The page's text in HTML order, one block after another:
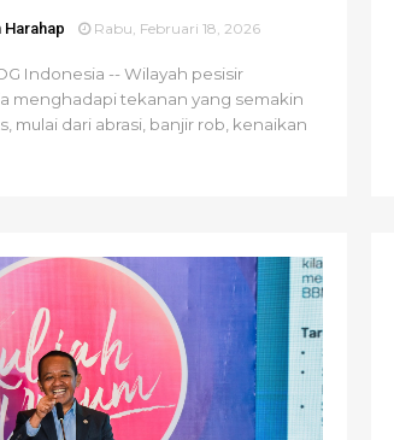
Harahap Rabu, Februari 18, 2026
Indonesia -- Wilayah pesisir
menghadapi tekanan yang semakin
mulai dari abrasi, banjir rob, kenaikan